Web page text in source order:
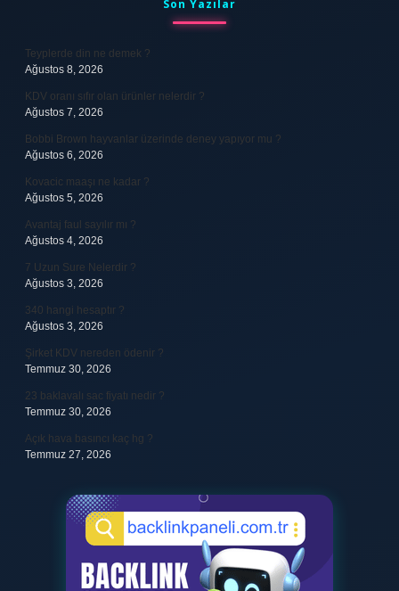
Son Yazılar
Teyplerde din ne demek ?
Ağustos 8, 2026
KDV oranı sıfır olan ürünler nelerdir ?
Ağustos 7, 2026
Bobbi Brown hayvanlar üzerinde deney yapıyor mu ?
Ağustos 6, 2026
Kovacic maaşı ne kadar ?
Ağustos 5, 2026
Avantaj faul sayılır mı ?
Ağustos 4, 2026
7 Uzun Sure Nelerdir ?
Ağustos 3, 2026
340 hangi hesaptır ?
Ağustos 3, 2026
Şirket KDV nereden ödenir ?
Temmuz 30, 2026
23 baklavalı sac fiyatı nedir ?
Temmuz 30, 2026
Açık hava basıncı kaç hg ?
Temmuz 27, 2026